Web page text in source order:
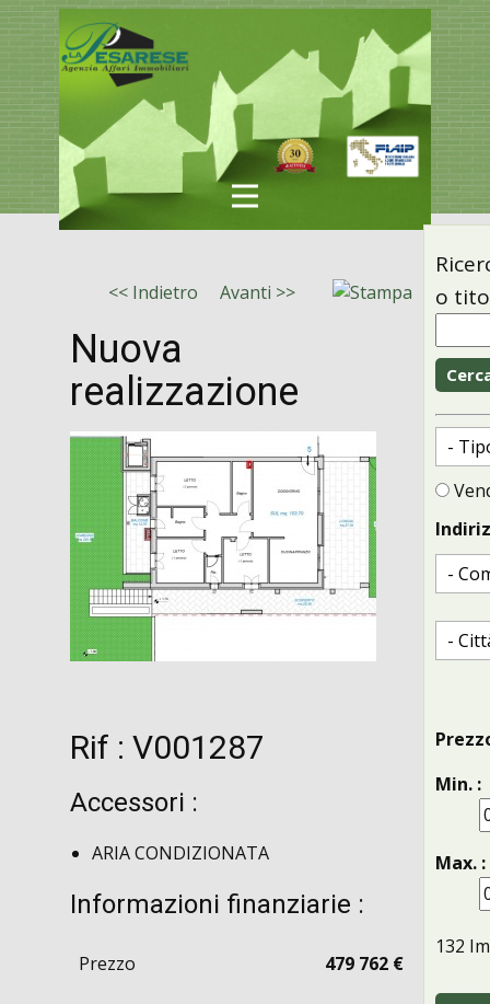
<< Indietro Avanti >>
Nuova
realizzazione
Rif : V001287
Accessori :
ARIA CONDIZIONATA
Informazioni finanziarie :
Prezzo 479 762 €
o
Min. :
Max. :
132